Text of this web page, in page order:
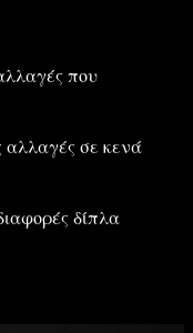
που
αλλαγές σε κενά
δίπλα